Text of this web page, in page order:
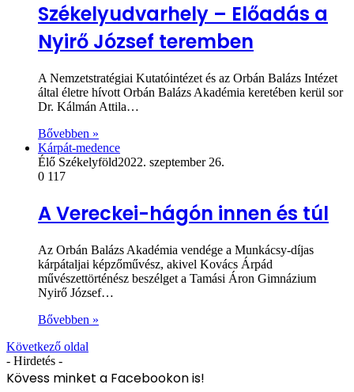
Székelyudvarhely – Előadás a
Nyirő József teremben
A Nemzetstratégiai Kutatóintézet és az Orbán Balázs Intézet
által életre hívott Orbán Balázs Akadémia keretében kerül sor
Dr. Kálmán Attila…
Bővebben »
Kárpát-medence
Élő Székelyföld2022. szeptember 26.
0 117
A Vereckei-hágón innen és túl
Az Orbán Balázs Akadémia vendége a Munkácsy-díjas
kárpátaljai képzőművész, akivel Kovács Árpád
művészettörténész beszélget a Tamási Áron Gimnázium
Nyirő József…
Bővebben »
Következő oldal
- Hirdetés -
Kövess minket a Facebookon is!